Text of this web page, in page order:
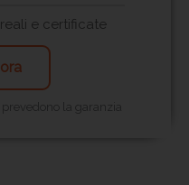
e certificate
prevedono la garanzia